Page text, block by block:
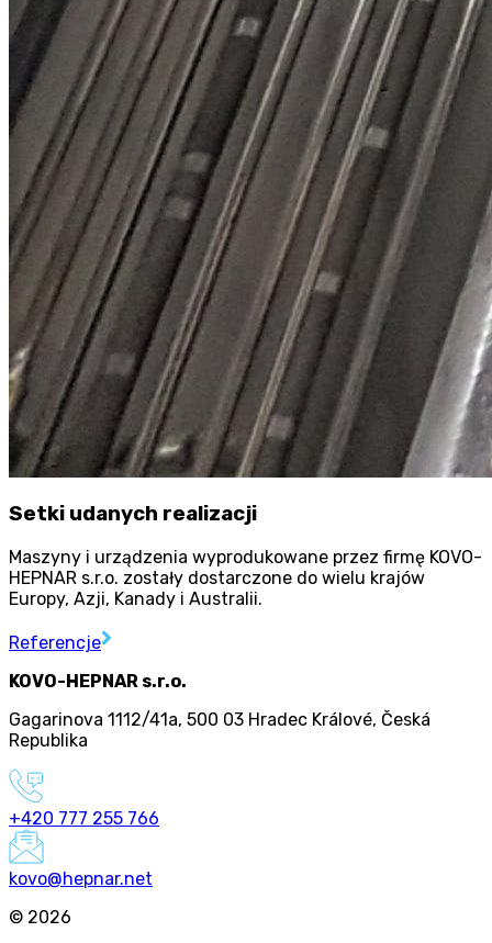
Setki udanych realizacji
Maszyny i urządzenia wyprodukowane przez firmę KOVO-
HEPNAR s.r.o. zostały dostarczone do wielu krajów
Europy, Azji, Kanady i Australii.
Referencje
KOVO-HEPNAR s.r.o.
Gagarinova 1112/41a, 500 03 Hradec Králové, Česká
Republika
+420 777 255 766
kovo@hepnar.net
© 2026